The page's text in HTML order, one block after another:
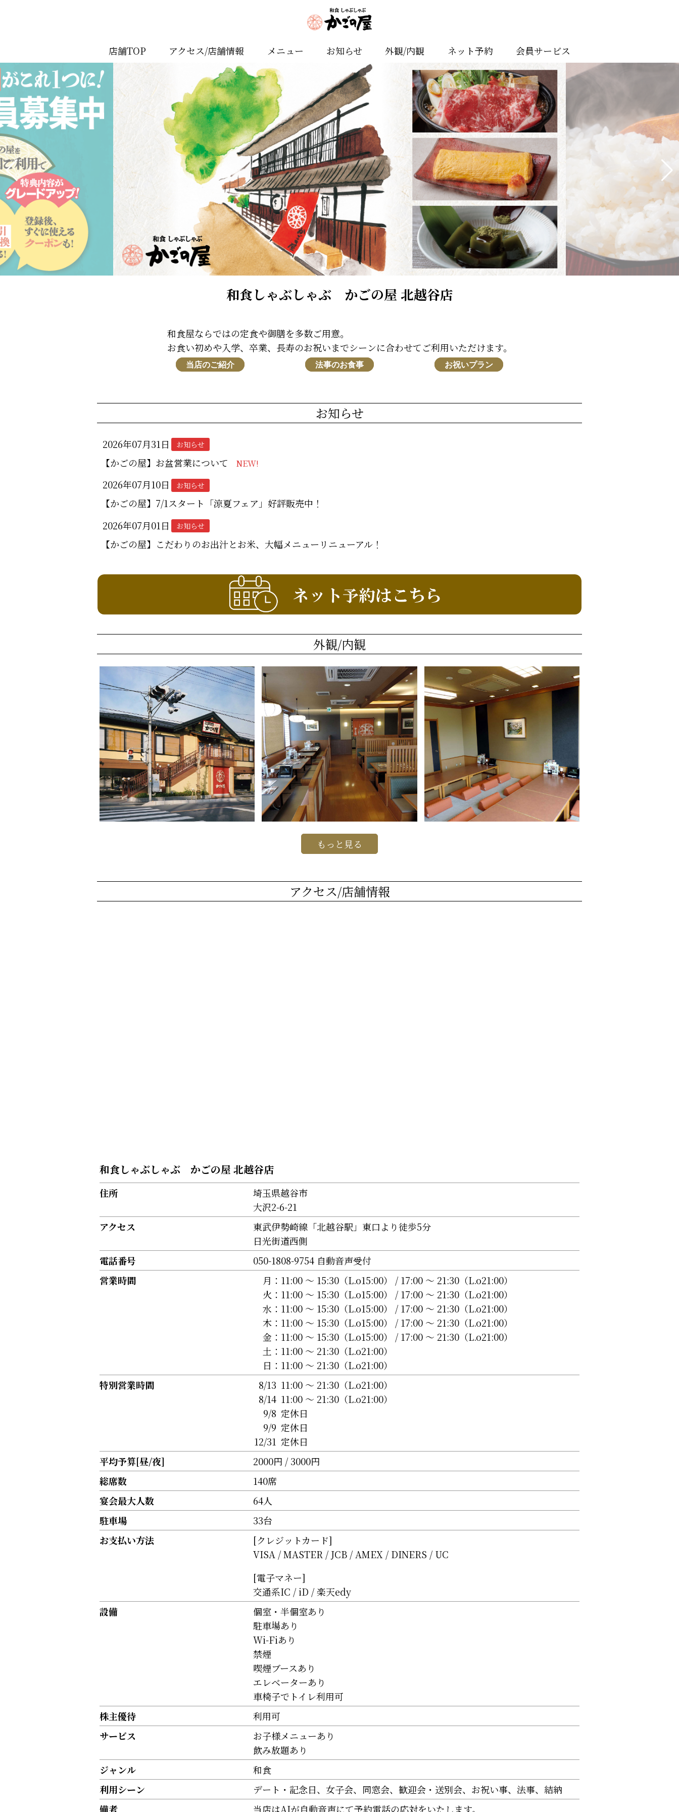
店舗TOP アクセス/店舗情報 メニュー お知らせ 外観/内観 ネット予約 会員サービス
和食しゃぶしゃぶ かごの屋 北越谷店
和食屋ならではの定食や御膳を多数ご用意。
お食い初めや入学、卒業、長寿のお祝いまでシーンに合わせてご利用いただけます。
当店のご紹介 法事のお食事 お祝いプラン
お知らせ
2026年07月31日 お知らせ
【かごの屋】お盆営業について NEW!
2026年07月10日 お知らせ
【かごの屋】7/1スタート「涼夏フェア」好評販売中！
2026年07月01日
お知らせ
【かごの屋】こだわりのお出汁とお米、大幅メニューリニューアル！
外観/内観
もっと見る
アクセス/店舗情報
和食しゃぶしゃぶ かごの屋 北越谷店
住所
埼玉県越谷市
大沢2-6-21
アクセス
東武伊勢崎線「北越谷駅」東口より徒歩5分
日光街道西側
電話番号
050-1808-9754 自動音声受付
営業時間
月： 11:00 〜 15:30（L.o15:00） / 17:00 〜 21:30（L.o21:00）
火： 11:00 〜 15:30（L.o15:00） / 17:00 〜 21:30（L.o21:00）
水： 11:00 〜 15:30（L.o15:00） / 17:00 〜 21:30（L.o21:00）
木： 11:00 〜 15:30（L.o15:00） / 17:00 〜 21:30（L.o21:00）
金： 11:00 〜 15:30（L.o15:00） / 17:00 〜 21:30（L.o21:00）
土： 11:00 〜 21:30（L.o21:00）
日： 11:00 〜 21:30（L.o21:00）
特別営業時間
8/13 11:00 〜 21:30（L.o21:00）
8/14 11:00 〜 21:30（L.o21:00）
9/8 定休日
9/9 定休日
12/31 定休日
平均予算[昼/夜]
2000円 / 3000円
総席数
140席
宴会最大人数
64人
駐車場
33台
お支払い方法
[クレジットカード]
VISA
MASTER JCB AMEX DINERS
UC
[電子マネー]
交通系IC
iD
楽天edy
設備
個室・半個室あり
駐車場あり
Wi-Fiあり
禁煙
喫煙ブースあり
エレベーターあり
車椅子でトイレ利用可
株主優待
利用可
サービス
お子様メニューあり
飲み放題あり
ジャンル
和食
利用シーン
デート・記念日 女子会 同窓会 歓迎会・送別会 お祝い事 法事
結納
備考
当店はAIが自動音声にて予約電話の応対をいたします。